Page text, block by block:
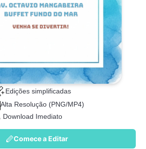
Edições simplificadas
Alta Resolução (PNG/MP4)
Download Imediato
Comece a Editar